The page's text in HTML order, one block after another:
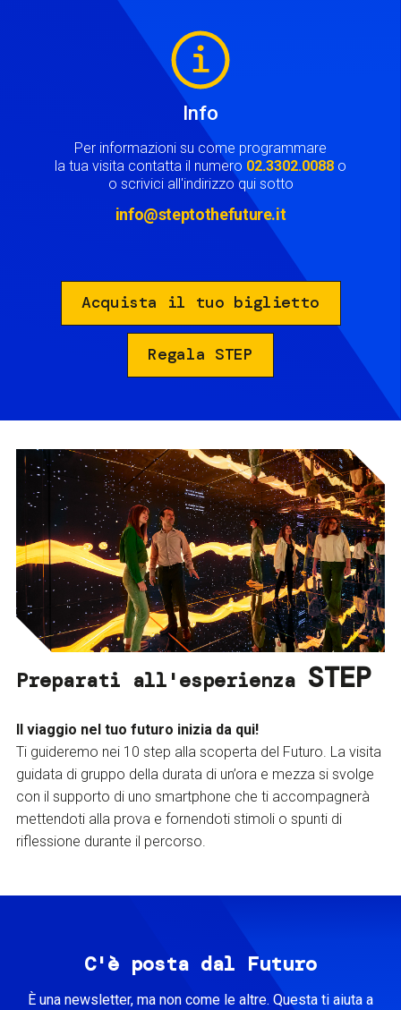
Info
Per informazioni su come programmare
la tua visita contatta il numero 02.3302.0088 o
o scrivici all'indirizzo qui sotto
info@steptothefuture.it
Acquista il tuo biglietto
Regala STEP
Preparati all'esperienza STEP
Il viaggio nel tuo futuro inizia da qui!
Ti guideremo nei 10 step alla scoperta del Futuro. La visita
guidata di gruppo della durata di un’ora e mezza si svolge
con il supporto di uno smartphone che ti accompagnerà
mettendoti alla prova e fornendoti stimoli o spunti di
riflessione durante il percorso.
C'è posta dal Futuro
È una newsletter, ma non come le altre. Questa ti aiuta a